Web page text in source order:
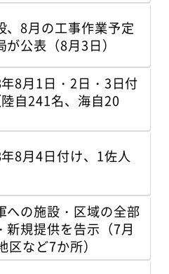
、8月の工事作業予定
公表（8月3日）
8月1日・2日・3日付
自241名、海自20
8月4日付け、1佐人
への施設・区域の全部
新規提供を告示（7月
など7か所）